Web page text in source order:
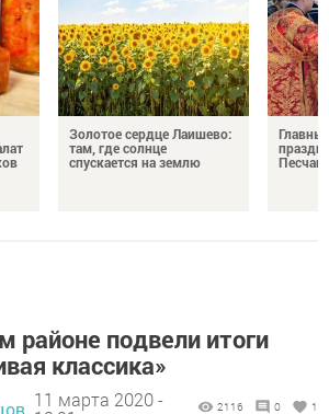
Золотое сердце Лаишево:
там, где солнце
спускается на землю
районе подвели итоги
классика»
11 марта 2020 -
2116 0 1